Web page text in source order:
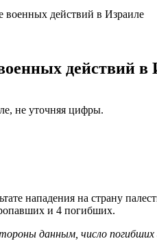
военных действий в Израиле
действий в
не уточняя цифры.
нападения на страну
и 4 погибших.
данным, число